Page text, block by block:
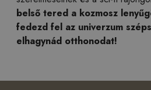
belső tered a kozmosz
fedezd fel az univerzum
elhagynád otthonodat!